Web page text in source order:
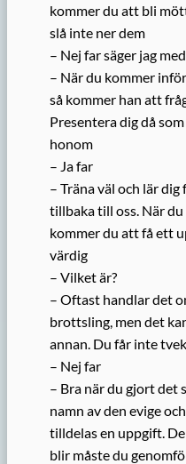
kommer du att bli
slå inte ner dem
– Nej far säger jag
– När du kommer
så kommer han att
Presentera dig då
honom
– Ja far
– Träna väl och lär
tillbaka till oss. När
kommer du att få ett
värdig
– Vilket är?
– Oftast handlar det
brottsling, men det
annan. Du får inte
– Nej far
– Bra när du gjort det
namn av den evige
tilldelas en uppgift.
blir måste du